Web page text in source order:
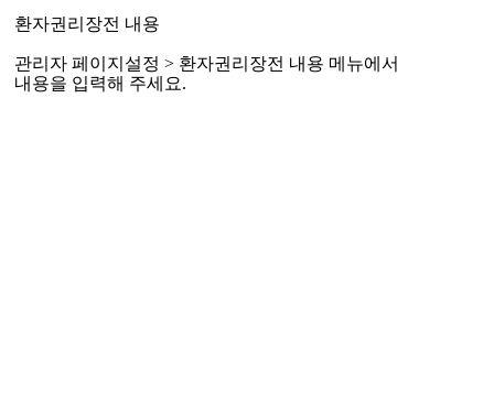
환자권리장전 내용
관리자 페이지설정 > 환자권리장전 내용 메뉴에서
내용을 입력해 주세요.